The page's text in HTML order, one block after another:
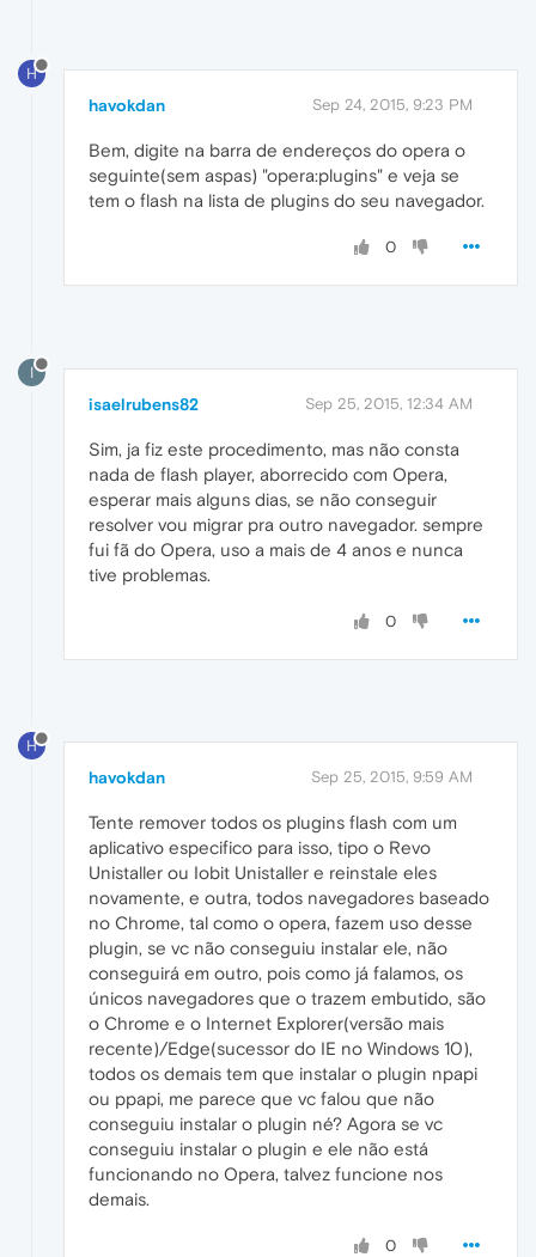
H
havokdan Sep 24, 2015, 9:23 PM
Bem, digite na barra de endereços do opera o
seguinte(sem aspas) "opera:plugins" e veja se
tem o flash na lista de plugins do seu navegador.
0
I
isaelrubens82 Sep 25, 2015, 12:34 AM
Sim, ja fiz este procedimento, mas não consta
nada de flash player, aborrecido com Opera,
esperar mais alguns dias, se não conseguir
resolver vou migrar pra outro navegador. sempre
fui fã do Opera, uso a mais de 4 anos e nunca
tive problemas.
0
H
havokdan Sep 25, 2015, 9:59 AM
Tente remover todos os plugins flash com um
aplicativo especifico para isso, tipo o Revo
Unistaller ou Iobit Unistaller e reinstale eles
novamente, e outra, todos navegadores baseado
no Chrome, tal como o opera, fazem uso desse
plugin, se vc não conseguiu instalar ele, não
conseguirá em outro, pois como já falamos, os
únicos navegadores que o trazem embutido, são
o Chrome e o Internet Explorer(versão mais
recente)/Edge(sucessor do IE no Windows 10),
todos os demais tem que instalar o plugin npapi
ou ppapi, me parece que vc falou que não
conseguiu instalar o plugin né? Agora se vc
conseguiu instalar o plugin e ele não está
funcionando no Opera, talvez funcione nos
demais.
0